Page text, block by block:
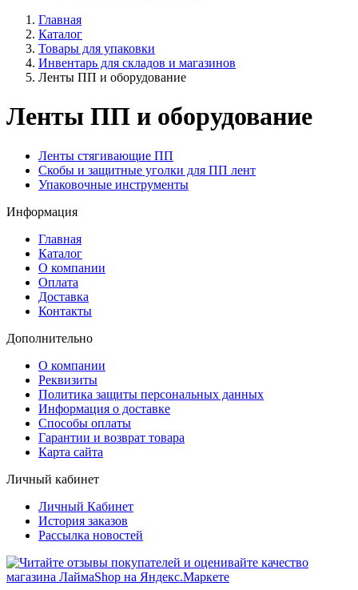
Главная
Каталог
Товары для упаковки
Инвентарь для складов и магазинов
Ленты ПП и оборудование
Ленты ПП и оборудование
Ленты стягивающие ПП
Скобы и защитные уголки для ПП лент
Упаковочные инструменты
Информация
Главная
Каталог
О компании
Оплата
Доставка
Контакты
Дополнительно
О компании
Реквизиты
Политика защиты персональных данных
Информация о доставке
Способы оплаты
Гарантии и возврат товара
Карта сайта
Личный кабинет
Личный Кабинет
История заказов
Рассылка новостей